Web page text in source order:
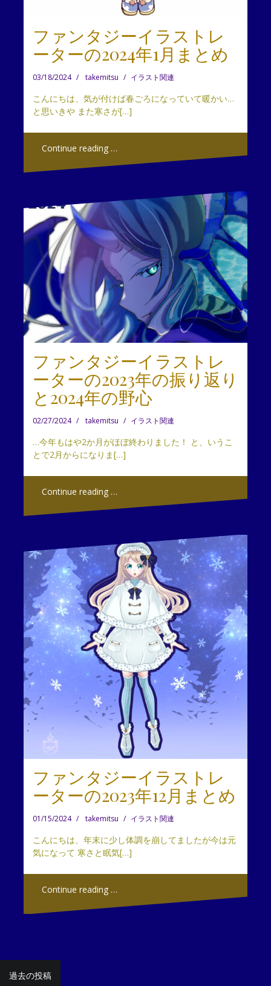
ファンタジーイラストレ
ーターの2024年1月まとめ
03/18/2024 takemitsu イラスト関連
こんにちは、気が付けば春ごろになっていて暖かい…
と思いきや また寒さが[…]
Continue reading …
ファンタジーイラストレ
ーターの2023年の振り返り
と2024年の野心
02/27/2024 takemitsu イラスト関連
…今年もはや2か月がほぼ終わりました！ と、いうこ
とで2月からになりま[…]
Continue reading …
ファンタジーイラストレ
ーターの2023年12月まとめ
01/15/2024 takemitsu イラスト関連
こんにちは、年末に少し体調を崩してましたが今は元
気になって 寒さと眠気[…]
Continue reading …
投過去の投稿